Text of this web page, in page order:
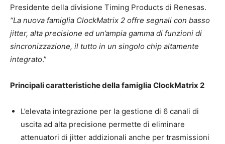
Presidente della divisione Timing Products di Renesas.
“La nuova famiglia ClockMatrix 2 offre segnali con basso
jitter, alta precisione ed un’ampia gamma di funzioni di
sincronizzazione, il tutto in un singolo chip altamente
integrato.”
Principali caratteristiche della famiglia ClockMatrix 2
L’elevata integrazione per la gestione di 6 canali di
uscita ad alta precisione permette di eliminare
attenuatori di jitter addizionali anche per trasmissioni